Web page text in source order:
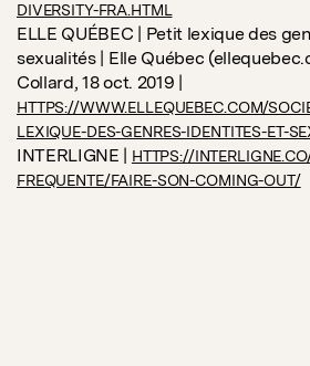
DIVERSITY-FRA.HTML
ELLE QUÉBEC | Petit lexique des
sexualités | Elle Québec
Collard, 18 oct. 2019 |
HTTPS://WWW.ELLEQUEBEC.COM/
LEXIQUE-DES-GENRES-IDENTITES-ET-
INTERLIGNE | HTTPS://
FREQUENTE/FAIRE-SON-COMING-OUT/